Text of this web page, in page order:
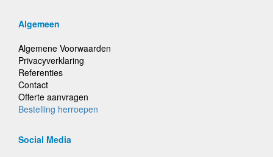
Algemeen
Algemene Voorwaarden
Privacyverklaring
Referenties
Contact
Offerte aanvragen
Bestelling herroepen
Social Media